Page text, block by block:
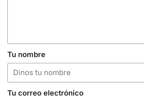
Tu nombre
Tu correo electrónico